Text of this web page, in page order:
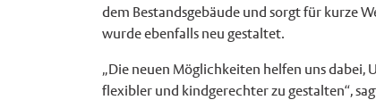
dem Bestandsgebäude und sorgt für kurze
wurde ebenfalls neu gestaltet.
„Die neuen Möglichkeiten helfen uns dabei,
flexibler und kindgerechter zu gestalten“,